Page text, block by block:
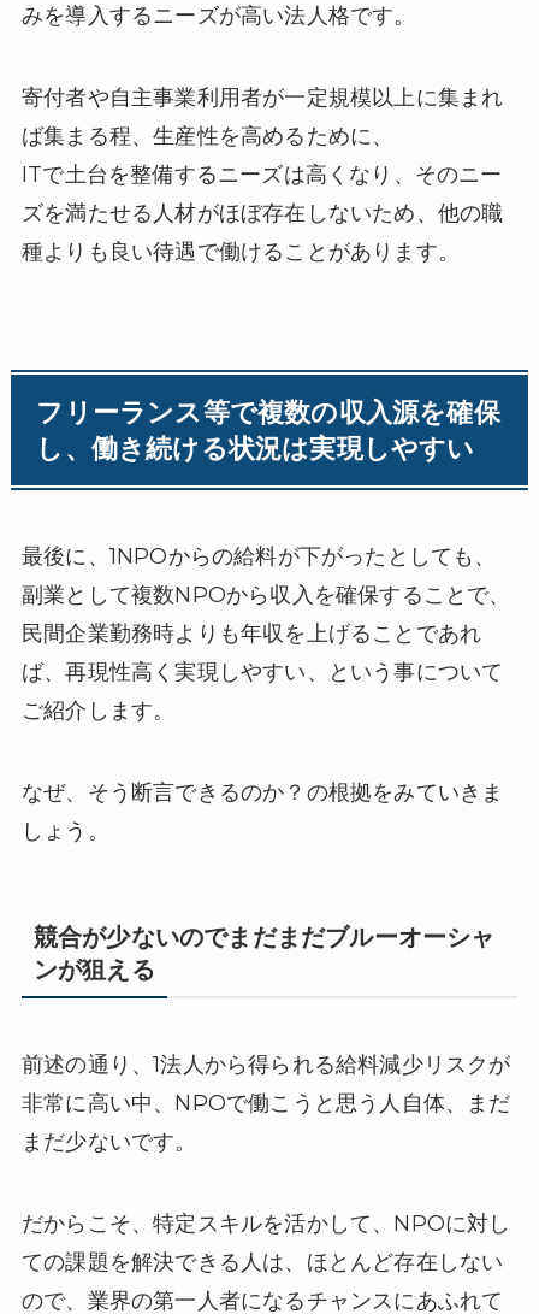
みを導入するニーズが高い法人格です。
寄付者や自主事業利用者が一定規模以上に集まれ
ば集まる程、生産性を高めるために、
ITで土台を整備するニーズは高くなり、そのニー
ズを満たせる人材がほぼ存在しないため、他の職
種よりも良い待遇で働けることがあります。
フリーランス等で複数の収入源を確保
し、働き続ける状況は実現しやすい
最後に、1NPOからの給料が下がったとしても、
副業として複数NPOから収入を確保することで、
民間企業勤務時よりも年収を上げることであれ
ば、再現性高く実現しやすい、という事について
ご紹介します。
なぜ、そう断言できるのか？の根拠をみていきま
しょう。
競合が少ないのでまだまだブルーオーシャ
ンが狙える
前述の通り、1法人から得られる給料減少リスクが
非常に高い中、NPOで働こうと思う人自体、まだ
まだ少ないです。
だからこそ、特定スキルを活かして、NPOに対し
ての課題を解決できる人は、ほとんど存在しない
ので、業界の第一人者になるチャンスにあふれて